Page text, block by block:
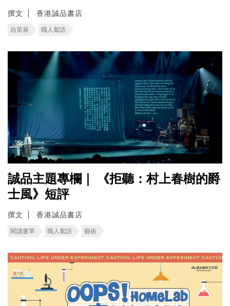
撰文 香港誠品書店
自策展 職人絮語
誠品主題專欄｜ 《拒聽：村上春樹的爵
士風》短評
撰文 香港誠品書店
閱讀書單 職人絮語 藝術